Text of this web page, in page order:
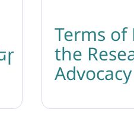
Terms of
the